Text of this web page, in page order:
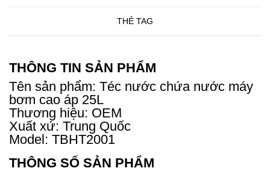
THẺ TAG
THÔNG TIN SẢN PHẨM
Tên sản phẩm: Téc nước chứa nước máy
bơm cao áp 25L
Thương hiệu: OEM
Xuất xứ: Trung Quốc
Model: TBHT2001
THÔNG SỐ SẢN PHẨM